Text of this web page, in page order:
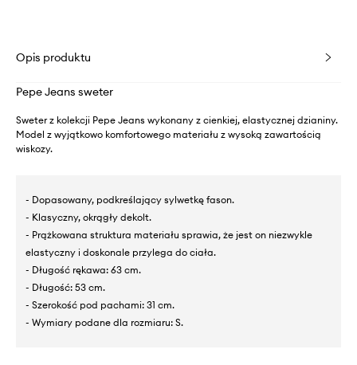
Opis produktu
Pepe Jeans sweter
Sweter z kolekcji Pepe Jeans wykonany z cienkiej, elastycznej dzianiny.
Model z wyjątkowo komfortowego materiału z wysoką zawartością
wiskozy.
- Dopasowany, podkreślający sylwetkę fason.
- Klasyczny, okrągły dekolt.
- Prążkowana struktura materiału sprawia, że jest on niezwykle
elastyczny i doskonale przylega do ciała.
- Długość rękawa: 63 cm.
- Długość: 53 cm.
- Szerokość pod pachami: 31 cm.
- Wymiary podane dla rozmiaru: S.